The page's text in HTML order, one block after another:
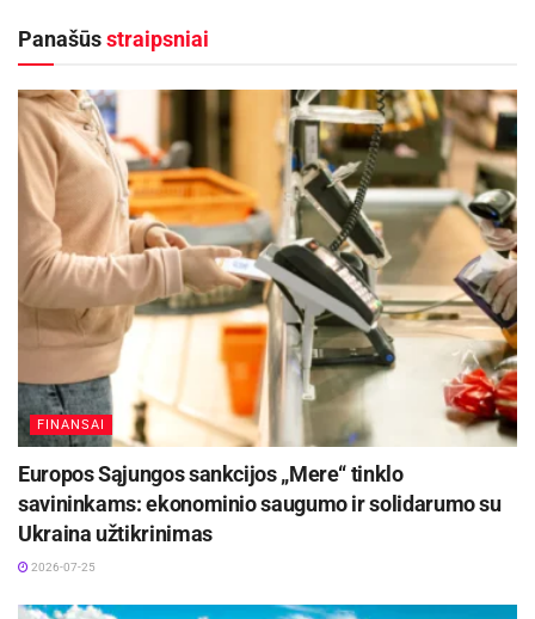
svarbiausių jo vertės kriterijų. Net ir puikiai
įrengtas būstas gali būti mažiau vertingas, jei jis
įsikūręs nepatogioje vietoje. Lokacija nulemia
gyvenimo kokybę: trumpesnį kelionės laiką į
darbą, mažesnes transporto išlaidas, didesnį
saugumą bei geresnę prieigą prie paslaugų. Dėl
to pirkėjai vis dažniau pasiryžta sumokėti
daugiau už būstą, kuris atitinka jų gyvenimo būdą
ir kasdienius poreikius.
naujienos
Pavogtas automobilis BMW X6
2026-08-10
DHL perka „Venipak“ grupę: stiprins pozicijas
Baltijos šalyse
Panašūsstraipsniai
FINANSAI
Europos Sąjungos sankcijos „Mere“ tinklo
savininkams: ekonominio saugumo ir solidarumo su
Ukraina užtikrinimas
2026-07-25